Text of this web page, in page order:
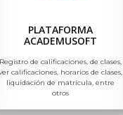
PLATAFORMA
ACADEMUSOFT
Registro de calificaciones, de clases,
calificaciones, horarios de clases,
liquidación de matrícula, entre
otros